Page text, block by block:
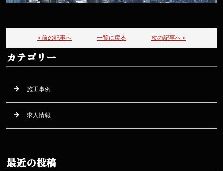
« 前の記事へ 一覧に戻る 次の記事へ »
カテゴリー
施工事例
求人情報
最近の投稿